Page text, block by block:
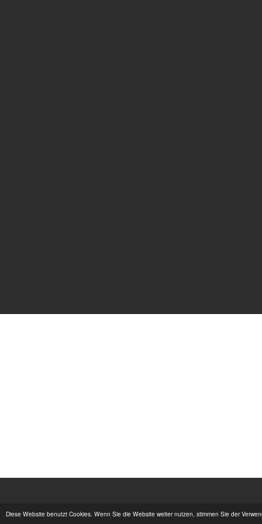
Diese Website benutzt Cookies. Wenn Sie die Website weiter nutzen, stimmen Sie der